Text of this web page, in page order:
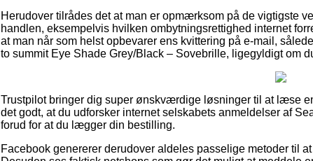
Herudover tilrådes det at man er opmærksom på de vigtigste
handlen, eksempelvis hvilken ombytningsrettighed internet
at man når som helst opbevarer ens kvittering på e-mail,
to summit Eye Shade Grey/Black – Sovebrille, ligegyldigt om
Trustpilot bringer dig super ønskværdige løsninger til at læse
det godt, at du udforsker internet selskabets anmeldelser af
forud for at du lægger din bestilling.
Facebook genererer derudover aldeles passelige metoder til